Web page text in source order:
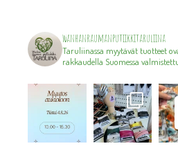
wanhanraumanputiikkitaruliina
Taruliinassa myytävät tuotteet
rakkaudella Suomessa